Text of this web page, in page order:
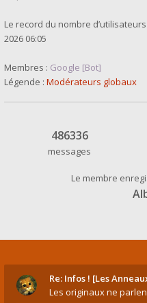
Le record du nombre
2026 06:05
Membres : Google [Bot]
Légende : Modérateurs globaux
486336
messages
Le membre
Re: Infos ! [Les
Les originaux ne